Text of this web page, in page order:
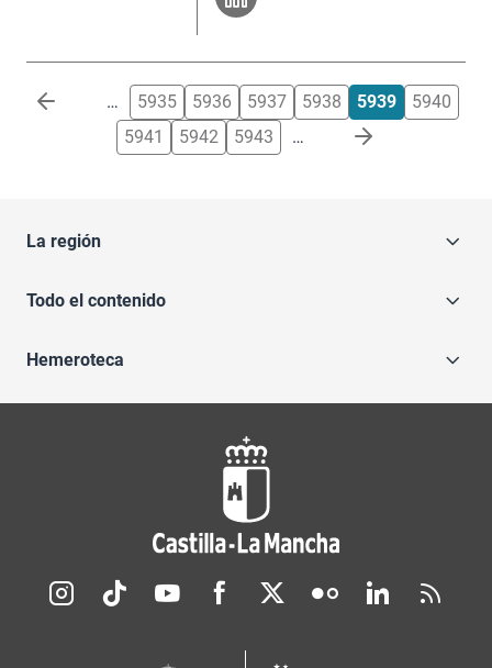
Paginación … 5935 5936 5937 5938 5939
5940
5941
5942 5943 …
La región
Todo el contenido
Hemeroteca
Redes sociales JCCM